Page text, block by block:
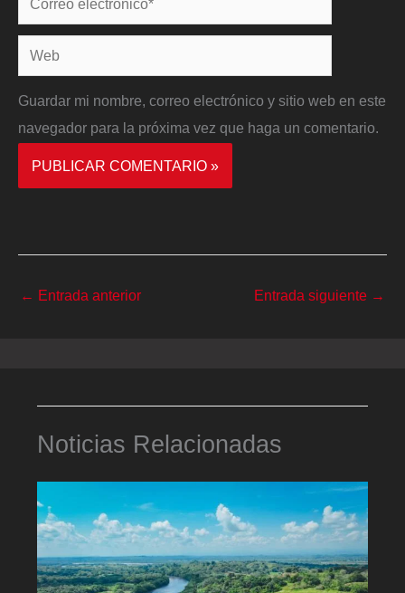
electrónico*
Web
Guardar mi nombre, correo electrónico y sitio web en este
navegador para la próxima vez que haga un comentario.
← Entrada anterior Entrada siguiente →
Noticias Relacionadas